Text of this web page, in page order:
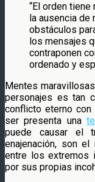
“El orden
la ausencia de
obstáculos
los mensajes
contraponen
ordenado y
Mentes
personajes es tan
conflicto eterno
ser presenta una
puede causar el
enajenación, son
entre los extremos
por sus propias